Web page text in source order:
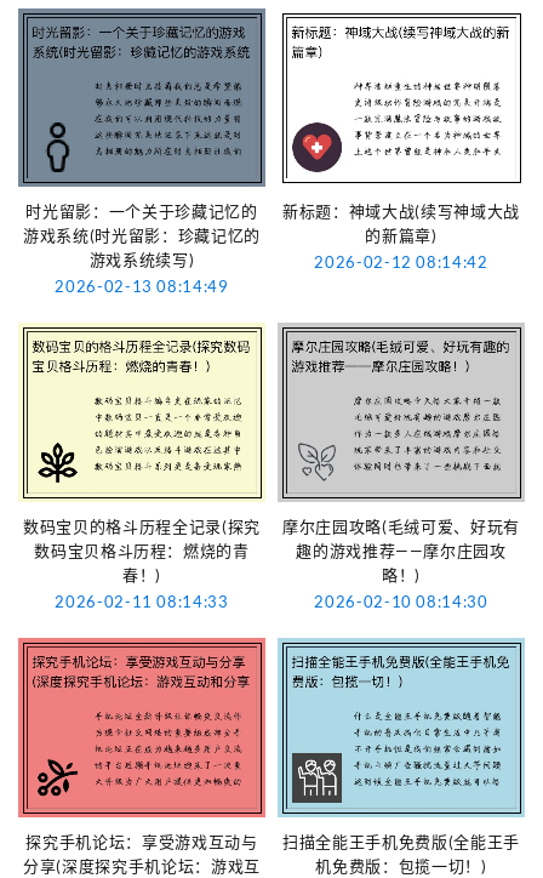
时光留影：一个关于珍藏记忆的
游戏系统(时光留影：珍藏记忆的
游戏系统续写)
2026-02-13 08:14:49
新标题：神域大战(续写神域大战
的新篇章)
2026-02-12 08:14:42
数码宝贝的格斗历程全记录(探究
数码宝贝格斗历程：燃烧的青
春！)
2026-02-11 08:14:33
摩尔庄园攻略(毛绒可爱、好玩有
趣的游戏推荐——摩尔庄园攻
略！)
2026-02-10 08:14:30
探究手机论坛：享受游戏互动与
分享(深度探究手机论坛：游戏互
扫描全能王手机免费版(全能王手
机免费版：包揽一切！)